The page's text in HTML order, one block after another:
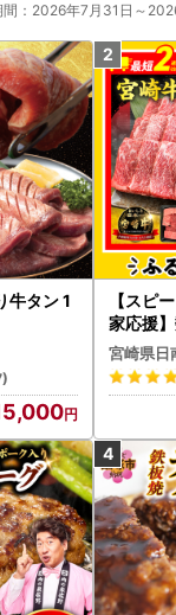
間：2026年7月31日～
牛タン 1
【スピ
家応援
牛 赤身
mited-
宮崎県日